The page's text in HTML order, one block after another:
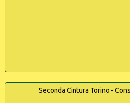
Seconda Cintura Torino -